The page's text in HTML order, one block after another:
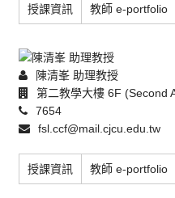
授課資訊 教師 e-portfolio
陳清峯 助理教授
第二教學大樓 6F (Second
7654
fsl.ccf@mail.cjcu.edu.tw
授課資訊 教師 e-portfolio